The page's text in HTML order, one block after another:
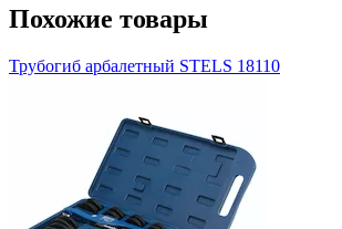
Похожие товары
Трубогиб арбалетный STELS 18110